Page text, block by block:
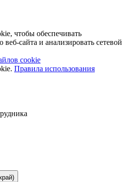
чтобы обеспечивать
сайта и анализировать сетевой
cookie
Правила использования